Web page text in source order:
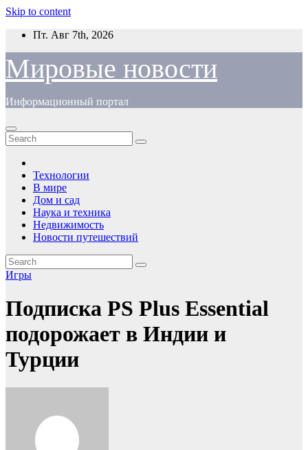
Skip to content
Пт. Авг 7th, 2026
Мировые новости
Информационный портал
Технологии
В мире
Дом и сад
Наука и техника
Недвижимость
Новости путешествий
Игры
Подписка PS Plus Essential
подорожает в Индии и
Турции